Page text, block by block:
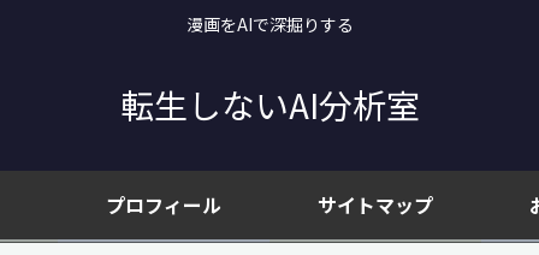
漫画をAIで深掘りする
転生しないAI分析室
プロフィール サイトマップ